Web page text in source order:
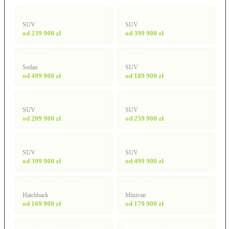
SUV
od 239 900 zł
SUV
od 399 900 zł
Sedan
od 499 900 zł
SUV
od 189 900 zł
SUV
od 209 900 zł
SUV
od 259 900 zł
SUV
od 399 900 zł
SUV
od 499 900 zł
Hatchback
od 169 900 zł
Minivan
od 179 900 zł